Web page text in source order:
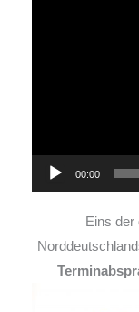
00:00
Eins der